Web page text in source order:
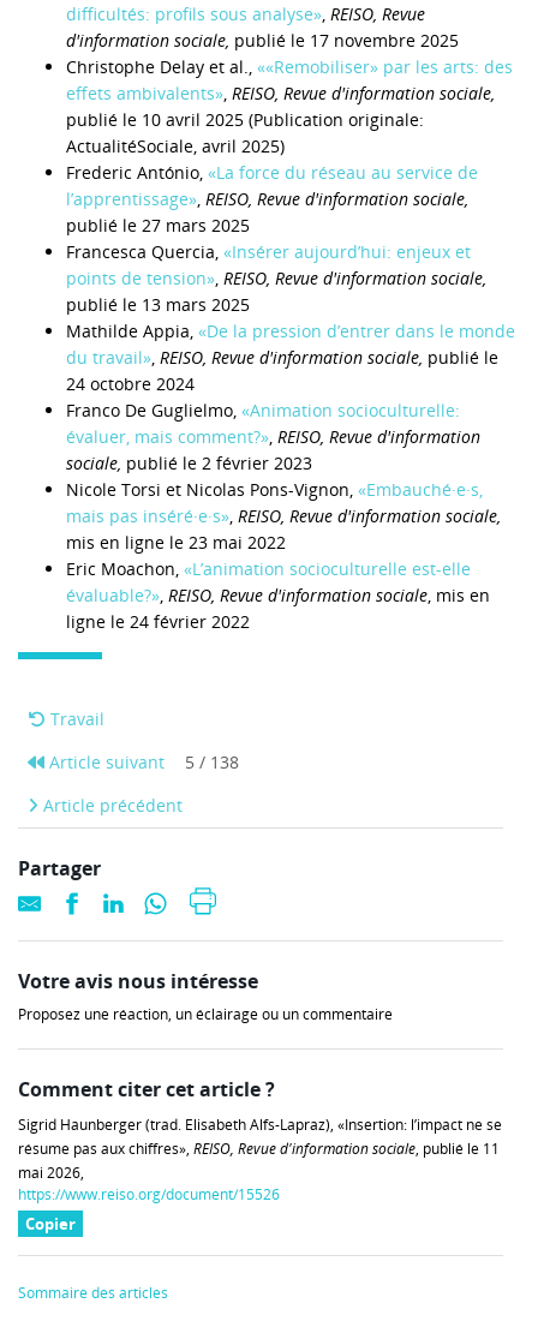
difficultés: profils sous analyse», REISO, Revue
d'information sociale, publié le 17 novembre 2025
Christophe Delay et al., ««Remobiliser» par les arts: des
effets ambivalents», REISO, Revue d'information sociale,
publié le 10 avril 2025 (Publication originale:
ActualitéSociale, avril 2025)
Frederic António, «La force du réseau au service de
l’apprentissage», REISO, Revue d'information sociale,
publié le 27 mars 2025
Francesca Quercia, «Insérer aujourd’hui: enjeux et
points de tension», REISO, Revue d'information sociale,
publié le 13 mars 2025
Mathilde Appia, «De la pression d’entrer dans le monde
du travail», REISO, Revue d'information sociale, publié le
24 octobre 2024
Franco De Guglielmo, «Animation socioculturelle:
évaluer, mais comment?», REISO, Revue d'information
sociale, publié le 2 février 2023
Nicole Torsi et Nicolas Pons-Vignon, «Embauché·e·s,
mais pas inséré·e·s», REISO, Revue d'information sociale,
mis en ligne le 23 mai 2022
Eric Moachon, «L’animation socioculturelle est-elle
évaluable?», REISO, Revue d'information sociale, mis en
ligne le 24 février 2022
Travail
Article suivant
5 / 138
Article précédent
Partager
Votre avis nous intéresse
Proposez une réaction, un éclairage ou un commentaire
Comment citer cet article ?
Sigrid Haunberger (trad. Elisabeth Alfs-Lapraz), «Insertion: l’impact ne se
résume pas aux chiffres», REISO, Revue d'information sociale, publié le 11
mai 2026,
https://www.reiso.org/document/15526
Copier
Sommaire des articles